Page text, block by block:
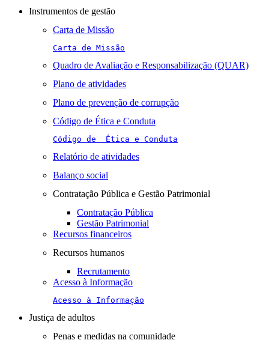
Instrumentos de gestão
Carta de Missão
Carta de Missão
Quadro de Avaliação e Responsabilização (QUAR)
Plano de atividades
Plano de prevenção de corrupção
Código de Ética e Conduta
Código de  Ética e Conduta
Relatório de atividades
Balanço social
Contratação Pública e Gestão Patrimonial
Contratação Pública
Gestão Patrimonial
Recursos financeiros
Recursos humanos
Recrutamento
Acesso à Informação
Acesso à Informação
Justiça de adultos
Penas e medidas na comunidade